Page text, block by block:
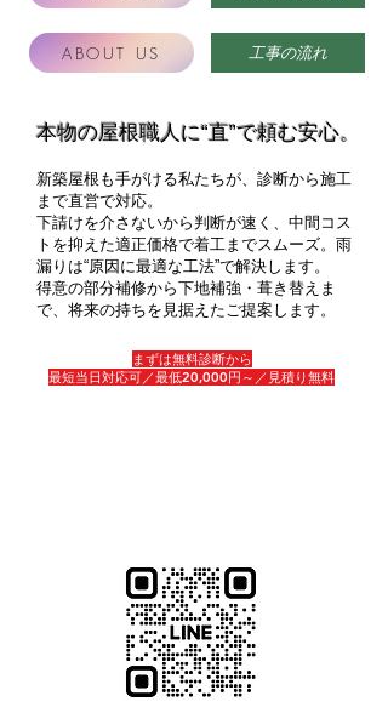
ABOUT US 工事の流れ
本物の屋根職人に“直”で頼む安心。
新築屋根も手がける私たちが、診断から施工
まで直営で対応。
下請けを介さないから判断が速く、中間コス
トを抑えた適正価格で着工までスムーズ。 雨
漏りは“原因に最適な工法”で解決します。
得意の部分補修から下地補強・葺き替えま
で、将来の持ちを見据えたご提案します。
​まずは無料診断から
最短当日対応可／最低20,000円～／見積り無料